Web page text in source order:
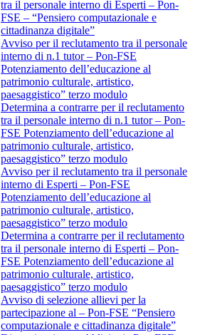
tra il personale interno di Esperti – Pon-
FSE – “Pensiero computazionale e
cittadinanza digitale”
Avviso per il reclutamento tra il personale
interno di n.1 tutor – Pon-FSE
Potenziamento dell’educazione al
patrimonio culturale, artistico,
paesaggistico” terzo modulo
Determina a contrarre per il reclutamento
tra il personale interno di n.1 tutor – Pon-
FSE Potenziamento dell’educazione al
patrimonio culturale, artistico,
paesaggistico” terzo modulo
Avviso per il reclutamento tra il personale
interno di Esperti – Pon-FSE
Potenziamento dell’educazione al
patrimonio culturale, artistico,
paesaggistico” terzo modulo
Determina a contrarre per il reclutamento
tra il personale interno di Esperti – Pon-
FSE Potenziamento dell’educazione al
patrimonio culturale, artistico,
paesaggistico” terzo modulo
Avviso di selezione allievi per la
partecipazione al – Pon-FSE “Pensiero
computazionale e cittadinanza digitale”